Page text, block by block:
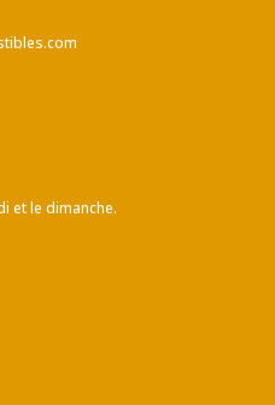
et le dimanche.